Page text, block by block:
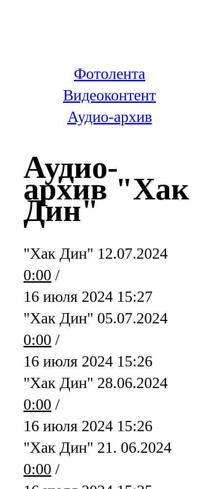
100,3 FM
106,6 FM
Кадыбаш
Казан
91,5 FM
Кайбыч
Кама тамагы
71,51 FM
Кукмара
107,9 FM
Лениногорский
102,1 FM
Мамадыш
106,2 FM
Минзәлә
107,3 FM
Мөслим
Фотолента
Видеоконтент
Аудио-архив
Аудио-
архив "Хак
Дин"
"Хак Дин" 12.07.2024
0:00 /
16 июля 2024 15:27
"Хак Дин" 05.07.2024
0:00 /
16 июля 2024 15:26
"Хак Дин" 28.06.2024
0:00 /
16 июля 2024 15:26
"Хак Дин" 21. 06.2024
0:00 /